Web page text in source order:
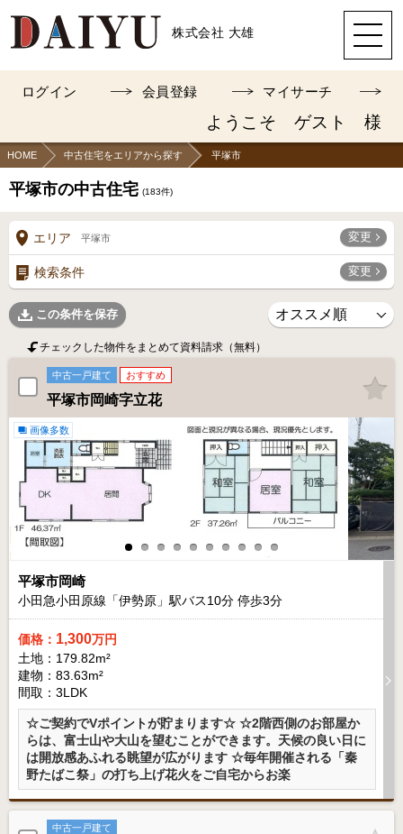
株式会社 大雄
ログイン 会員登録 マイサーチ
ようこそ ゲスト 様
HOME 中古住宅をエリアから探す 平塚市
平塚市の中古住宅 (183件)
エリア 平塚市 変更
検索条件 変更
この条件を保存
チェックした物件をまとめて資料請求（無料）
中古一戸建て おすすめ
平塚市岡崎字立花
画像多数
平塚市岡崎
小田急小田原線「伊勢原」駅バス10分 停歩3分
価格： 1,300万円
土地：179.82m²
建物：83.63m²
間取：3LDK
☆ご契約でVポイントが貯まります☆ ☆2階西側のお部屋か
らは、富士山や大山を望むことができます。天候の良い日に
は開放感あふれる眺望が広がります ☆毎年開催される「秦
野たばこ祭」の打ち上げ花火をご自宅からお楽
中古一戸建て